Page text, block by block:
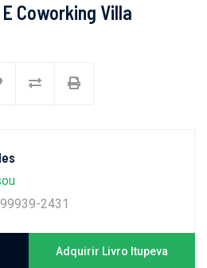
Coworking Villa
2431
Adquirir Livro Itupeva